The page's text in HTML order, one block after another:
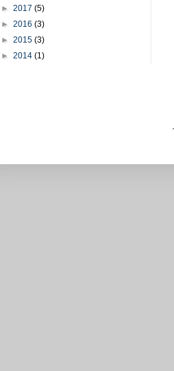
► 2017 (5)
► 2016 (3)
► 2015 (3)
► 2014 (1)